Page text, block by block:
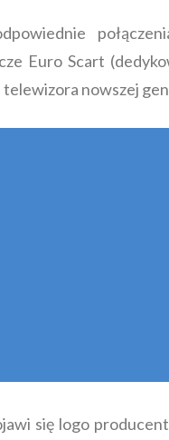
Euro Scart
nowszej
się logo